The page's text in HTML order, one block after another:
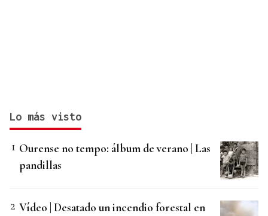
Lo más visto
Ourense no tempo: álbum de verano | Las
pandillas
Vídeo | Desatado un incendio forestal en